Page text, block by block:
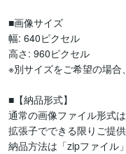
■画像サイズ
幅: 640ピクセル
高さ: 960ピクセル
※別サイズをご希望の場合
■【納品形式】
通常の画像ファイル形式
拡張子でできる限りご提供
納品方法は「zipファイル